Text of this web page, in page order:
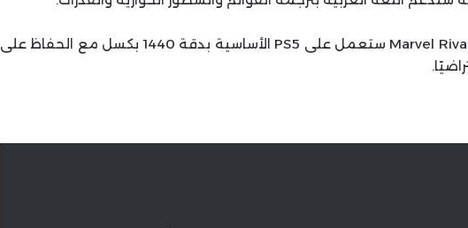
كشفت NetEase Games أن لعبة Marvel Rivals ستعمل على PS5 الأساسية بدقة 1440 بكسل مع الحفاظ على